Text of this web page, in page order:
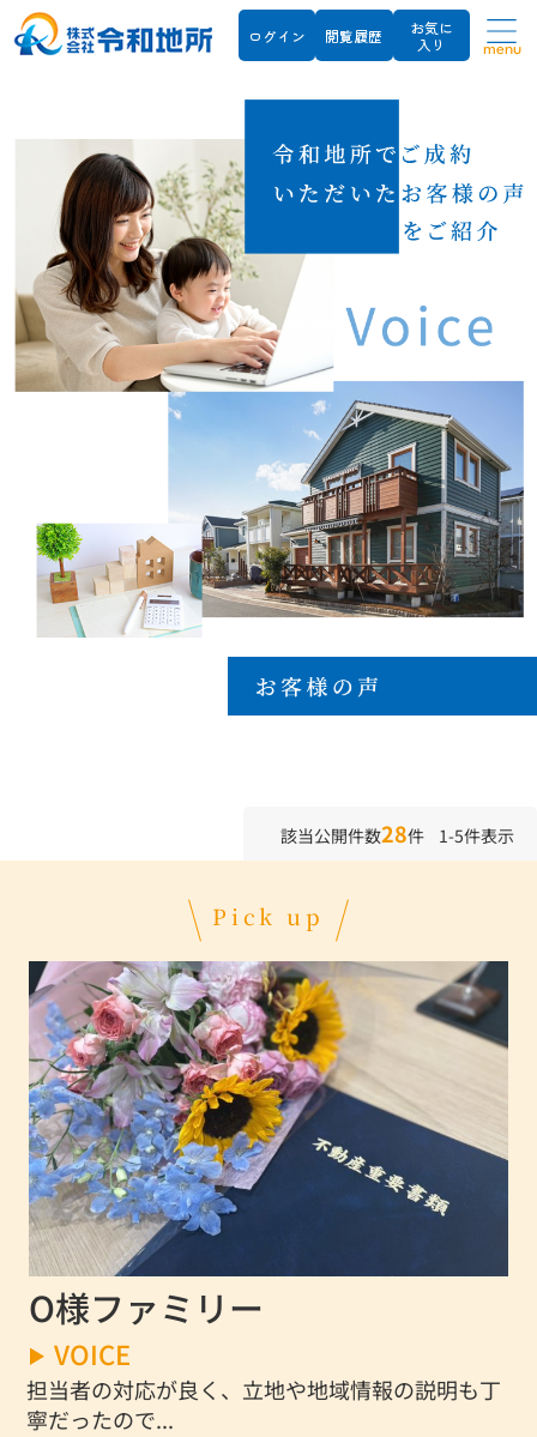
ログイン 閲覧履歴
お気に
入り
menu
該当公開件数28件 1-5件表示
Pick up
O様ファミリー
VOICE
担当者の対応が良く、立地や地域情報の説明も丁
寧だったので...